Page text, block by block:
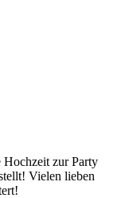
Hochzeit zur Party
Vielen lieben